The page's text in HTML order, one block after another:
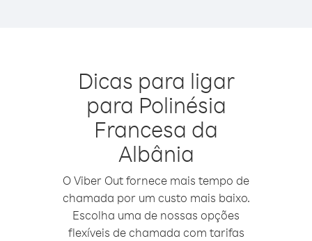
Dicas para ligar
para Polinésia
Francesa da
Albânia
O Viber Out fornece mais tempo de
chamada por um custo mais baixo.
Escolha uma de nossas opções
flexíveis de chamada com tarifas